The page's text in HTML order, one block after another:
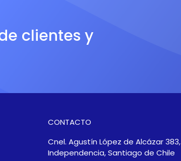
clientes y
CONTACTO
Cnel. Agustín López de Alcázar 383,
Independencia, Santiago de Chile